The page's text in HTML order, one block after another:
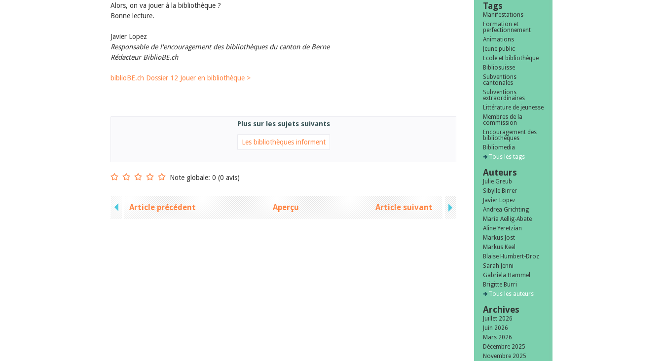
Alors, on va jouer à la bibliothèque ?
Bonne lecture.
Javier Lopez
Responsable de l'encouragement des bibliothèques du canton de Berne
Rédacteur BiblioBE.ch
biblioBE.ch Dossier 12 Jouer en bibliothèque >
Plus sur les sujets suivants
Les bibliothèques informent
Note globale: 0 (0 avis)
Article précédent Aperçu Article suivant
Tags
Manifestations
Formation et
perfectionnement
Animations
Jeune public
Ecole et bibliothèque
Bibliosuisse
Subventions
cantonales
Subventions
extraordinaires
Littérature de jeunesse
Membres de la
commission
Encouragement des
bibliothèques
Bibliomedia
Tous les tags
Auteurs
Julie Greub
Sibylle Birrer
Javier Lopez
Andrea Grichting
Maria Aellig-Abate
Aline Yeretzian
Markus Jost
Markus Keel
Blaise Humbert-Droz
Sarah Jenni
Gabriela Hammel
Brigitte Burri
Tous les auteurs
Archives
Juillet 2026
Juin 2026
Mars 2026
Décembre 2025
Novembre 2025